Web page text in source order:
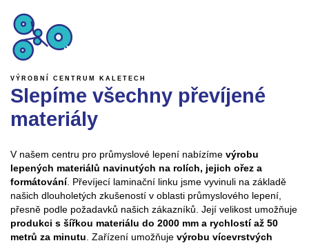
VÝROBNÍ CENTRUM KALETECH
Slepíme všechny převíjené
materiály
V našem centru pro průmyslové lepení nabízíme výrobu
lepených materiálů navinutých na rolích, jejich ořez a
formátování. Převíjecí laminační linku jsme vyvinuli na základě
našich dlouholetých zkušeností v oblasti průmyslového lepení,
přesně podle požadavků našich zákazníků. Její velikost umožňuje
produkci s šířkou materiálu do 2000 mm a rychlostí až 50
metrů za minutu . Zařízení umožňuje výrobu vícevrstvých